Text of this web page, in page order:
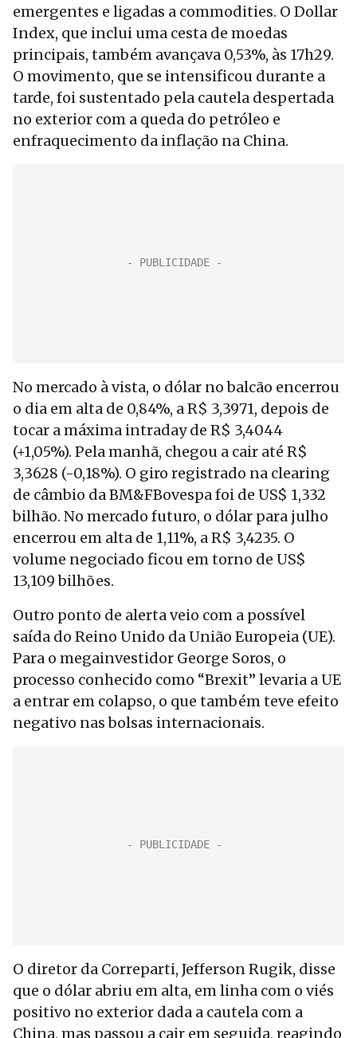
emergentes e ligadas a commodities. O Dollar
Index, que inclui uma cesta de moedas
principais, também avançava 0,53%, às 17h29.
O movimento, que se intensificou durante a
tarde, foi sustentado pela cautela despertada
no exterior com a queda do petróleo e
enfraquecimento da inflação na China.
No mercado à vista, o dólar no balcão encerrou
o dia em alta de 0,84%, a R$ 3,3971, depois de
tocar a máxima intraday de R$ 3,4044
(+1,05%). Pela manhã, chegou a cair até R$
3,3628 (-0,18%). O giro registrado na clearing
de câmbio da BM&FBovespa foi de US$ 1,332
bilhão. No mercado futuro, o dólar para julho
encerrou em alta de 1,11%, a R$ 3,4235. O
volume negociado ficou em torno de US$
13,109 bilhões.
Outro ponto de alerta veio com a possível
saída do Reino Unido da União Europeia (UE).
Para o megainvestidor George Soros, o
processo conhecido como “Brexit” levaria a UE
a entrar em colapso, o que também teve efeito
negativo nas bolsas internacionais.
O diretor da Correparti, Jefferson Rugik, disse
que o dólar abriu em alta, em linha com o viés
positivo no exterior dada a cautela com a
China, mas passou a cair em seguida, reagindo